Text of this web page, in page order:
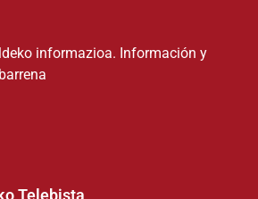
informazioa. Información y
Telebista